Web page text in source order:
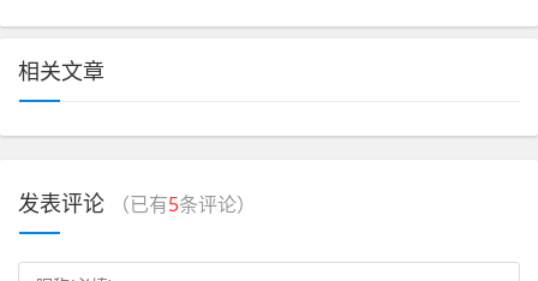
相关文章
发表评论 （已有5条评论）